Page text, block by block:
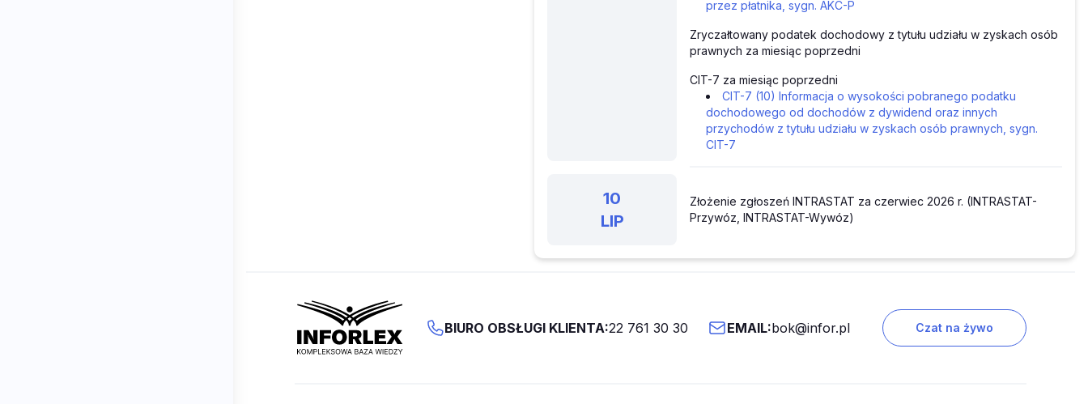
przez płatnika, sygn. AKC-P
Zryczałtowany podatek dochodowy z tytułu udziału w zyskach osób
prawnych za miesiąc poprzedni
CIT-7 za miesiąc poprzedni
CIT-7 (10) Informacja o wysokości pobranego podatku
dochodowego od dochodów z dywidend oraz innych
przychodów z tytułu udziału w zyskach osób prawnych, sygn.
CIT-7
10
LIP
Złożenie zgłoszeń INTRASTAT za czerwiec 2026 r. (INTRASTAT-
Przywóz, INTRASTAT-Wywóz)
BIURO OBSŁUGI KLIENTA:22 761 30 30 EMAIL:bok@infor.pl Czat na żywo